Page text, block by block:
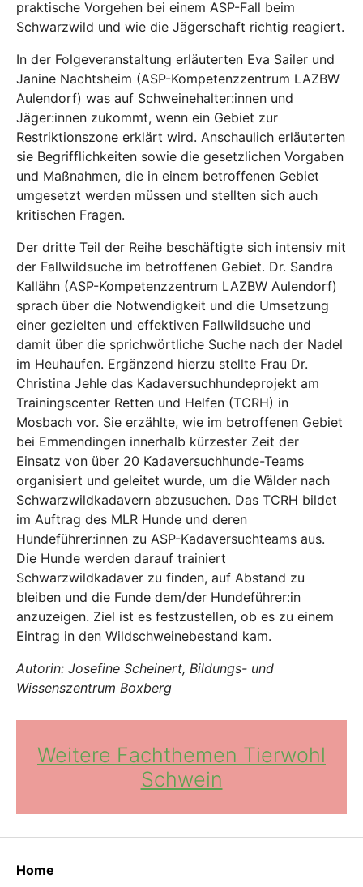
praktische Vorgehen bei einem ASP-Fall beim
Schwarzwild und wie die Jägerschaft richtig reagiert.
In der Folgeveranstaltung erläuterten Eva Sailer und
Janine Nachtsheim (ASP-Kompetenzzentrum LAZBW
Aulendorf) was auf Schweinehalter:innen und
Jäger:innen zukommt, wenn ein Gebiet zur
Restriktionszone erklärt wird. Anschaulich erläuterten
sie Begrifflichkeiten sowie die gesetzlichen Vorgaben
und Maßnahmen, die in einem betroffenen Gebiet
umgesetzt werden müssen und stellten sich auch
kritischen Fragen.
Der dritte Teil der Reihe beschäftigte sich intensiv mit
der Fallwildsuche im betroffenen Gebiet. Dr. Sandra
Kallähn (ASP-Kompetenzzentrum LAZBW Aulendorf)
sprach über die Notwendigkeit und die Umsetzung
einer gezielten und effektiven Fallwildsuche und
damit über die sprichwörtliche Suche nach der Nadel
im Heuhaufen. Ergänzend hierzu stellte Frau Dr.
Christina Jehle das Kadaversuchhundeprojekt am
Trainingscenter Retten und Helfen (TCRH) in
Mosbach vor. Sie erzählte, wie im betroffenen Gebiet
bei Emmendingen innerhalb kürzester Zeit der
Einsatz von über 20 Kadaversuchhunde-Teams
organisiert und geleitet wurde, um die Wälder nach
Schwarzwildkadavern abzusuchen. Das TCRH bildet
im Auftrag des MLR Hunde und deren
Hundeführer:innen zu ASP-Kadaversuchteams aus.
Die Hunde werden darauf trainiert
Schwarzwildkadaver zu finden, auf Abstand zu
bleiben und die Funde dem/der Hundeführer:in
anzuzeigen. Ziel ist es festzustellen, ob es zu einem
Eintrag in den Wildschweinebestand kam.
Autorin: Josefine Scheinert, Bildungs- und
Wissenszentrum Boxberg
Weitere Fachthemen Tierwohl
Schwein
Home